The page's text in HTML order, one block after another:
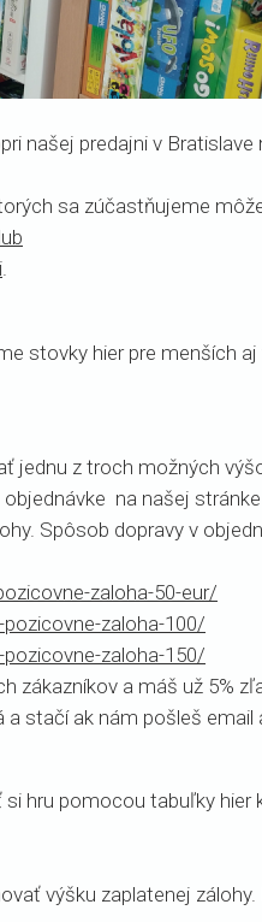
našej predajni v Bratislave
sa zúčastňujeme
.
stovky hier pre menších
jednu z troch možných
na našej
Spôsob dopravy v
zaloha-50-eur/
zaloha-100/
zaloha-150/
zákazníkov a máš už 5%
stačí ak nám pošleš
hru pomocou tabuľky hier
výšku zaplatenej